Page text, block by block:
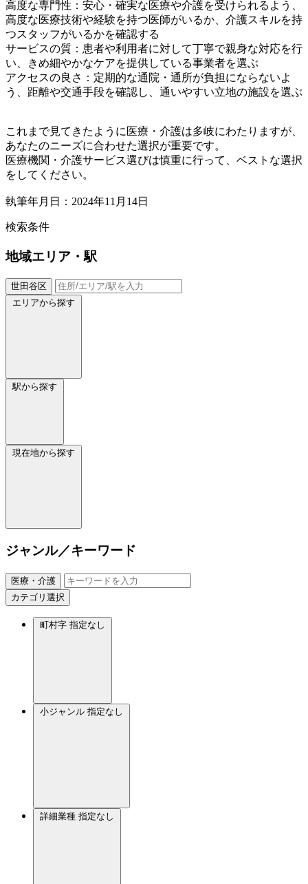
高度な専門性：安心・確実な医療や介護を受けられるよう、
高度な医療技術や経験を持つ医師がいるか、介護スキルを持
つスタッフがいるかを確認する
サービスの質：患者や利用者に対して丁寧で親身な対応を行
い、きめ細やかなケアを提供している事業者を選ぶ
アクセスの良さ：定期的な通院・通所が負担にならないよ
う、距離や交通手段を確認し、通いやすい立地の施設を選ぶ
これまで見てきたように医療・介護は多岐にわたりますが、
あなたのニーズに合わせた選択が重要です。
医療機関・介護サービス選びは慎重に行って、ベストな選択
をしてください。
執筆年月日：2024年11月14日
検索条件
地域エリア・駅
世田谷区
エリアから探す
駅から探す
現在地から探す
ジャンル／キーワード
医療・介護
カテゴリ選択
町村字 指定なし
小ジャンル 指定なし
詳細業種 指定なし